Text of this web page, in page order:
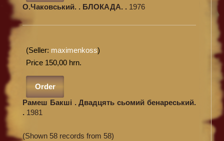
О.Чаковський. . БЛОКАДА. . 1976
(Seller: maximenkoss)
Price 150,00 hrn.
Order
Рамеш Бакші . Двадцять сьомий бенареський.
. 1981
(Shown 58 records from 58)